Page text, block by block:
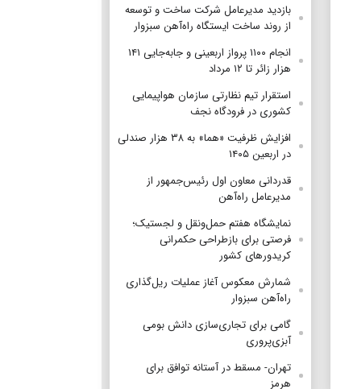
بازدید مدیرعامل شرکت ساخت و توسعه
از روند ساخت ایستگاه راه‌آهن سبزوار
انجام ۱۱۰۰ پرواز اربعینی و جابه‌جایی ۱۴۱
هزار زائر تا ۱۲ مرداد
استقرار تیم‌ نظارتی سازمان هواپیمایی
کشوری در فرودگاه نجف
افزایش ظرفیت «هما» به ۳۸ هزار صندلی
در اربعین ۱۴۰۵
قدردانی معاون اول رئیس‌جمهور از
مدیرعامل راه‌آهن
نمایشگاه هفتم حمل‌ونقل و لجستیک؛
فرصتی برای بازطراحی حکمرانی
کریدورهای کشور
شمارش معکوس آغاز عملیات ریل‌گذاری
راه‌آهن سبزوار
گامی برای تجاری‌سازی دانش بومی
آبزی‌پروری
تهران- مسقط در آستانه توافق برای
هرمز